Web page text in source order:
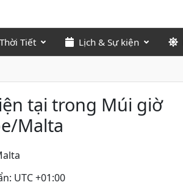
Thời Tiết Lịch & Sự kiện
tại trong Múi giờ
Malta
UTC +01:00